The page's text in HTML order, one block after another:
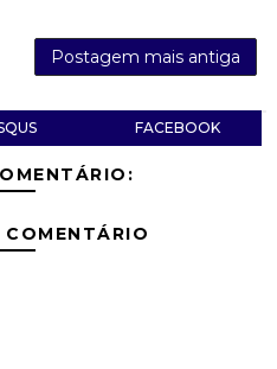
Postagem mais antiga
FACEBOOK